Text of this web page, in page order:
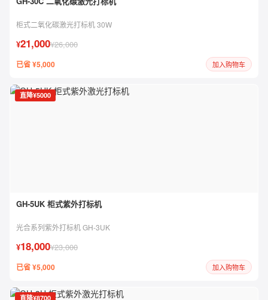
柜式二氧化碳激光打标机 30W
¥21,000¥26,000
已省 ¥5,000 加入购物车
直降¥5000
GH-5UK 柜式紫外打标机
光合系列紫外打标机 GH-3UK
¥18,000¥23,000
已省 ¥5,000 加入购物车
直降¥8700